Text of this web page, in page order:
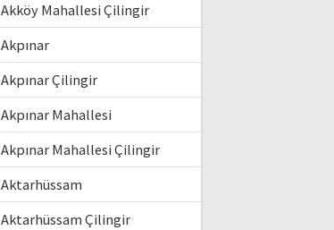
Akköy Mahallesi Çilingir
Akpınar
Akpınar Çilingir
Akpınar Mahallesi
Akpınar Mahallesi Çilingir
Aktarhüssam
Aktarhüssam Çilingir